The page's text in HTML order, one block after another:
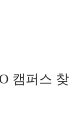
캠퍼스 찾